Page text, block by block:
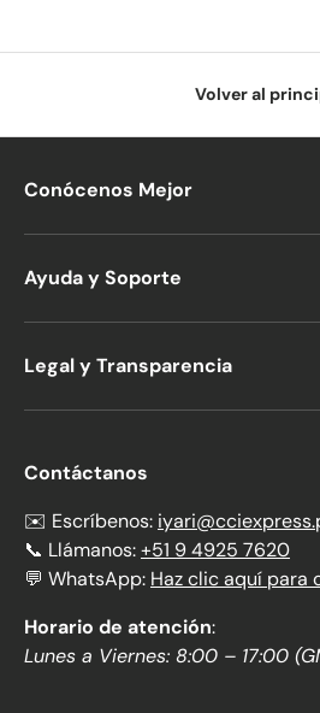
Volver al
Conócenos Mejor
Ayuda y Soporte
Legal y Transparencia
Contáctanos
✉️ Escríbenos:
📞 Llámanos:+51 9 4925 7620
💬 WhatsApp: Haz clic aquí para
Horario de atención:
Lunes a Viernes: 8:00 – 17:00